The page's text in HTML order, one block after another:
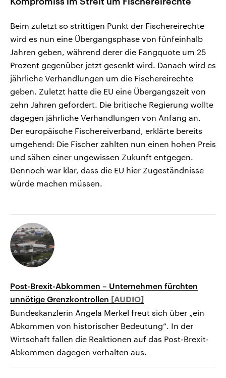
Beim zuletzt so strittigen Punkt der Fischereirechte
wird es nun eine Übergangsphase von fünfeinhalb
Jahren geben, während derer die Fangquote um 25
Prozent gegenüber jetzt gesenkt wird. Danach wird es
jährliche Verhandlungen um die Fischereirechte
geben. Zuletzt hatte die EU eine Übergangszeit von
zehn Jahren gefordert. Die britische Regierung wollte
dagegen jährliche Verhandlungen von Anfang an.
Der europäische Fischereiverband, erklärte bereits
umgehend: Die Fischer zahlten nun einen hohen Preis
und sähen einer ungewissen Zukunft entgegen.
Dennoch war klar, dass die EU hier Zugeständnisse
würde machen müssen.
Post-Brexit-Abkommen – Unternehmen fürchten
unnötige Grenzkontrollen
Bundeskanzlerin Angela Merkel freut sich über „ein
Abkommen von historischer Bedeutung“. In der
Wirtschaft fallen die Reaktionen auf das Post-Brexit-
Abkommen dagegen verhalten aus.